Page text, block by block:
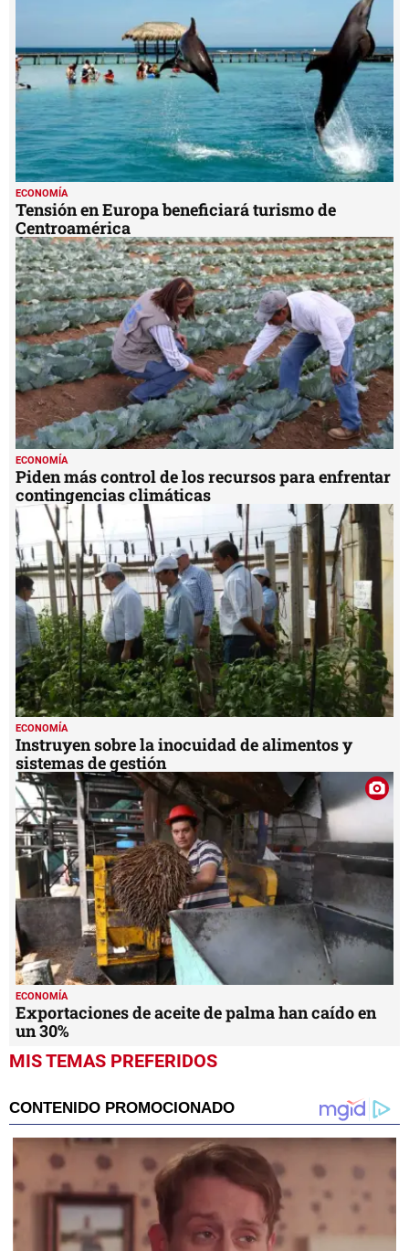
ECONOMÍA
Tensión en Europa beneficiará turismo de
Centroamérica
ECONOMÍA
Piden más control de los recursos para enfrentar
contingencias climáticas
ECONOMÍA
Instruyen sobre la inocuidad de alimentos y
sistemas de gestión
ECONOMÍA
Exportaciones de aceite de palma han caído en
un 30%
MIS TEMAS PREFERIDOS